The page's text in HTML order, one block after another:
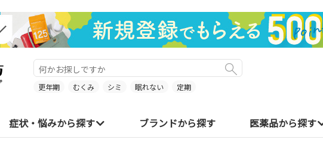
更年期 むくみ シミ 眠れない 定期
症状・悩みから探す ブランドから探す 医薬品から探す